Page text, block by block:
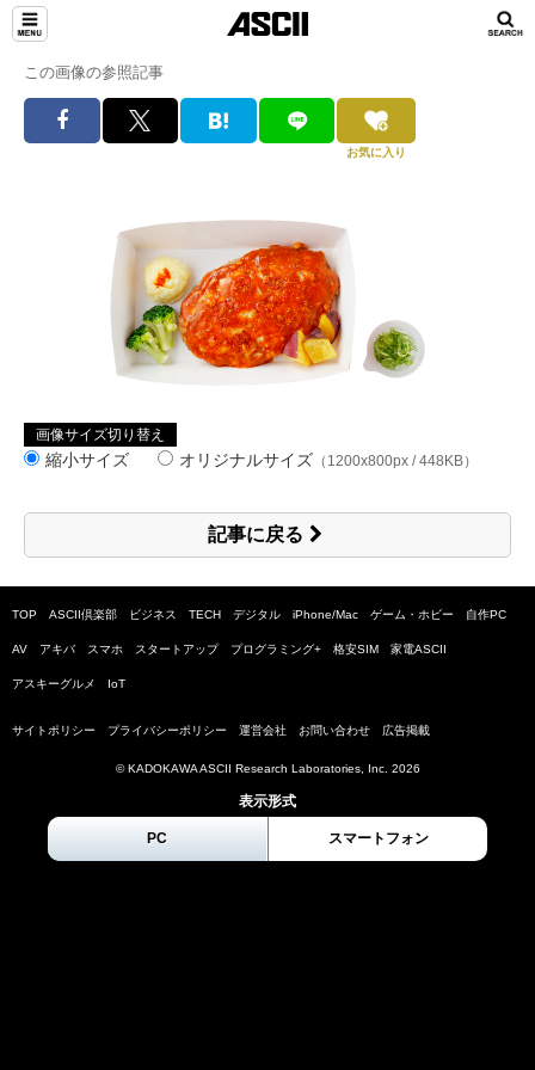
この画像の参照記事
お気に入り
画像サイズ切り替え
縮小サイズ オリジナルサイズ （1200x800px / 448KB）
記事に戻る
TOP ASCII倶楽部 ビジネス TECH デジタル iPhone/Mac ゲーム・ホビー 自作PC
AV アキバ スマホ スタートアップ プログラミング+ 格安SIM 家電ASCII
アスキーグルメ IoT
サイトポリシー プライバシーポリシー 運営会社 お問い合わせ 広告掲載
© KADOKAWA ASCII Research Laboratories, Inc. 2026
表示形式
PC スマートフォン